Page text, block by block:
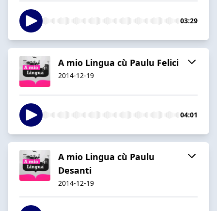
03:29
A mio Lingua cù Paulu Felici
2014-12-19
04:01
A mio Lingua cù Paulu
Desanti
2014-12-19